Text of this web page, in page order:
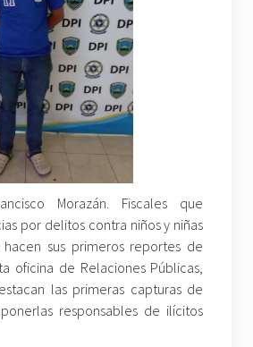
Morazán. Fiscales que
por delitos contra niños y niñas
sus primeros reportes de
oficina de Relaciones Públicas,
las primeras capturas de
responsables de ilícitos